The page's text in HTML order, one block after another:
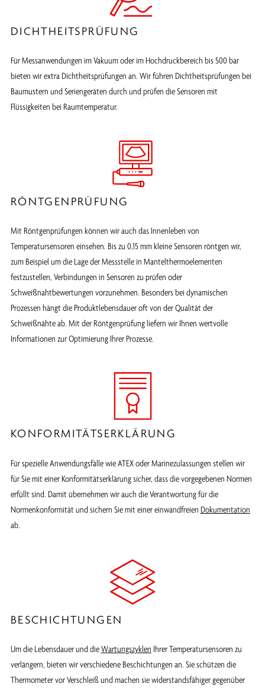
DICHTHEITSPRÜFUNG
Für Messanwendungen im Vakuum oder im Hochdruckbereich bis 500 bar
bieten wir extra Dichtheitsprüfungen an. Wir führen Dichtheitsprüfungen bei
Baumustern und Seriengeräten durch und prüfen die Sensoren mit
Flüssigkeiten bei Raumtemperatur.
RÖNTGENPRÜFUNG
Mit Röntgenprüfungen können wir auch das Innenleben von
Temperatursensoren einsehen. Bis zu 0,15 mm kleine Sensoren röntgen wir,
zum Beispiel um die Lage der Messstelle in Mantelthermoelementen
festzustellen, Verbindungen in Sensoren zu prüfen oder
Schweißnahtbewertungen vorzunehmen. Besonders bei dynamischen
Prozessen hängt die Produktlebensdauer oft von der Qualität der
Schweißnähte ab. Mit der Röntgenprüfung liefern wir Ihnen wertvolle
Informationen zur Optimierung Ihrer Prozesse.
KONFORMITÄTSERKLÄRUNG
Für spezielle Anwendungsfälle wie ATEX oder Marinezulassungen stellen wir
für Sie mit einer Konformitätserklärung sicher, dass die vorgegebenen Normen
erfüllt sind. Damit übernehmen wir auch die Verantwortung für die
Normenkonformität und sichern Sie mit einer einwandfreien Dokumentation
ab.
BESCHICHTUNGEN
Um die Lebensdauer und dieWartungszyklen Ihrer Temperatursensoren zu
verlängern, bieten wir verschiedene Beschichtungen an. Sie schützen die
Thermometer vor Verschleiß und machen sie widerstandsfähiger gegenüber